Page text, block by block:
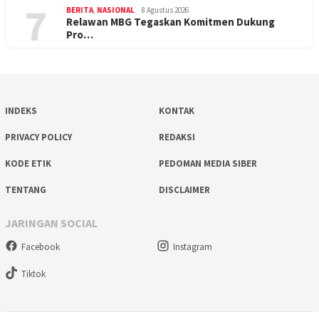
7 BERITA NASIONAL 8 Agustus 2026
Relawan MBG Tegaskan Komitmen Dukung
Pro…
INDEKS KONTAK
PRIVACY POLICY REDAKSI
KODE ETIK PEDOMAN MEDIA SIBER
TENTANG DISCLAIMER
JARINGAN SOCIAL
Facebook Instagram
Tiktok